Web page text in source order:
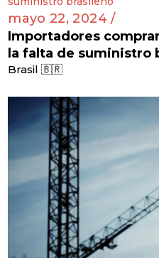
mayo 22, 2024 /
Importadores
la falta de suministro
Brasil 🇧🇷